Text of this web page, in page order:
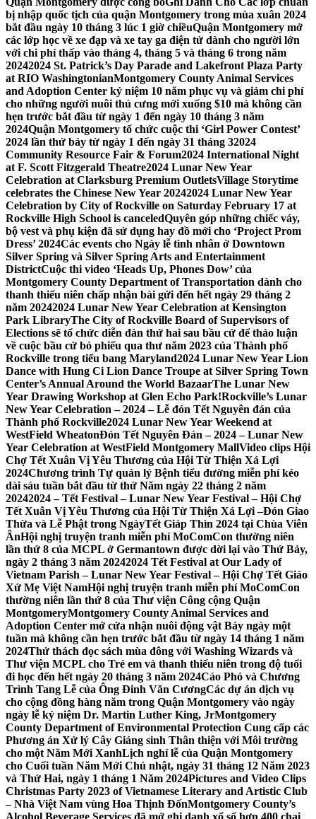
bị nhập quốc tịch của quận Montgomery trong mùa xuân 2024
bắt đầu ngày 10 tháng 3 lúc 1 giờ chiềuQuận Montgomery mở
các lớp học về xe đạp và xe tay ga điện tử dành cho người lớn
với chi phí thấp vào tháng 4, tháng 5 và tháng 6 trong năm
20242024 St. Patrick’s Day Parade and Lakefront Plaza Party
at RIO WashingtonianMontgomery County Animal Services
and Adoption Center kỷ niệm 10 năm phục vụ và giảm chi phí
cho những người nuôi thú cưng mới xuống $10 mà không cần
hẹn trước bắt đầu từ ngày 1 đến ngày 10 tháng 3 năm
2024Quận Montgomery tổ chức cuộc thi ‘Girl Power Contest’
2024 lần thứ bảy từ ngày 1 đến ngày 31 tháng 32024
Community Resource Fair & Forum2024 International Night
at F. Scott Fitzgerald Theatre2024 Lunar New Year
Celebration at Clarksburg Premium OutletsVillage Storytime
celebrates the Chinese New Year 20242024 Lunar New Year
Celebration by City of Rockville on Saturday February 17 at
Rockville High School is canceledQuyên góp những chiếc váy,
bộ vest và phụ kiện đã sử dụng hay đồ mới cho ‘Project Prom
Dress’ 2024Các events cho Ngày lễ tình nhân ở Downtown
Silver Spring và Silver Spring Arts and Entertainment
DistrictCuộc thi video ‘Heads Up, Phones Dow’ của
Montgomery County Department of Transportation dành cho
thanh thiếu niên chấp nhận bài gửi đến hết ngày 29 tháng 2
năm 20242024 Lunar New Year Celebration at Kensington
Park LibraryThe City of Rockville Board of Supervisors of
Elections sẽ tổ chức diễn đàn thứ hai sau bầu cử để thảo luận
về cuộc bầu cử bỏ phiếu qua thư năm 2023 của Thành phố
Rockville trong tiểu bang Maryland2024 Lunar New Year Lion
Dance with Hung Ci Lion Dance Troupe at Silver Spring Town
Center’s Annual Around the World BazaarThe Lunar New
Year Drawing Workshop at Glen Echo Park!Rockville’s Lunar
New Year Celebration – 2024 – Lễ đón Tết Nguyên đán của
Thành phố Rockville2024 Lunar New Year Weekend at
WestField WheatonĐón Tết Nguyên Đán – 2024 – Lunar New
Year Celebration at WestField Montgomery MallVideo clips Hội
Chợ Tết Xuân Vị Yêu Thương của Hội Từ Thiện Xá Lợi
2024Chương trình Tự quản lý Bệnh tiểu đường miễn phí kéo
dài sáu tuần bắt đầu từ thứ Năm ngày 22 tháng 2 năm
20242024 – Tết Festival – Lunar New Year Festival – Hội Chợ
Tết Xuân Vị Yêu Thương của Hội Từ Thiện Xá Lợi –Đón Giao
Thừa và Lễ Phật trong NgàyTết Giáp Thìn 2024 tại Chùa Viên
ÂnHội nghị truyện tranh miễn phí MoComCon thường niên
lần thứ 8 của MCPL ở Germantown được dời lại vào Thứ Bảy,
ngày 2 tháng 3 năm 20242024 Tết Festival at Our Lady of
Vietnam Parish – Lunar New Year Festival – Hội Chợ Tết Giáo
Xứ Mẹ Việt NamHội nghị truyện tranh miễn phí MoComCon
thường niên lần thứ 8 của Thư viện Công cộng Quận
MontgomeryMontgomery County Animal Services and
Adoption Center mở cửa nhận nuôi động vật Bảy ngày một
tuần mà không cần hẹn trước bắt đầu từ ngày 14 tháng 1 năm
2024Thử thách đọc sách mùa đông với Washing Wizards và
Thư viện MCPL cho Trẻ em và thanh thiếu niên trong độ tuổi
đi học đến hết ngày 20 tháng 3 năm 2024Cáo Phó và Chương
Trình Tang Lễ của Ông Đinh Văn CươngCác dự án dịch vụ
cho cộng đồng hàng năm trong Quận Montgomery vào ngày
ngày lễ kỷ niệm Dr. Martin Luther King, JrMontgomery
County Department of Environmental Protection Cung cấp các
Phương án Xử lý Cây Giáng sinh Thân thiện với Môi trường
cho một Năm Mới XanhLịch nghỉ lễ của Quận Montgomery
cho Cuối tuần Năm Mới Chủ nhật, ngày 31 tháng 12 Năm 2023
và Thứ Hai, ngày 1 tháng 1 Năm 2024Pictures and Video Clips
Christmas Party 2023 of Vietnamese Literary and Artistic Club
– Nhà Việt Nam vùng Hoa Thịnh ĐốnMontgomery County’s
Alcohol Beverage Services đã mở ghi danh xổ số hơn 400 chai